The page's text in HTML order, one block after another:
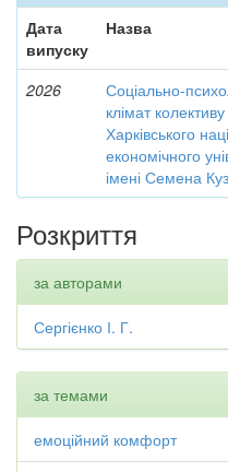
Дата
випуску
Назва
2026
Соціально-
клімат колективу
Харківського
економічного
імені Семена
Розкриття
за авторами
Сергієнко І. Г.
за темами
емоційний комфорт